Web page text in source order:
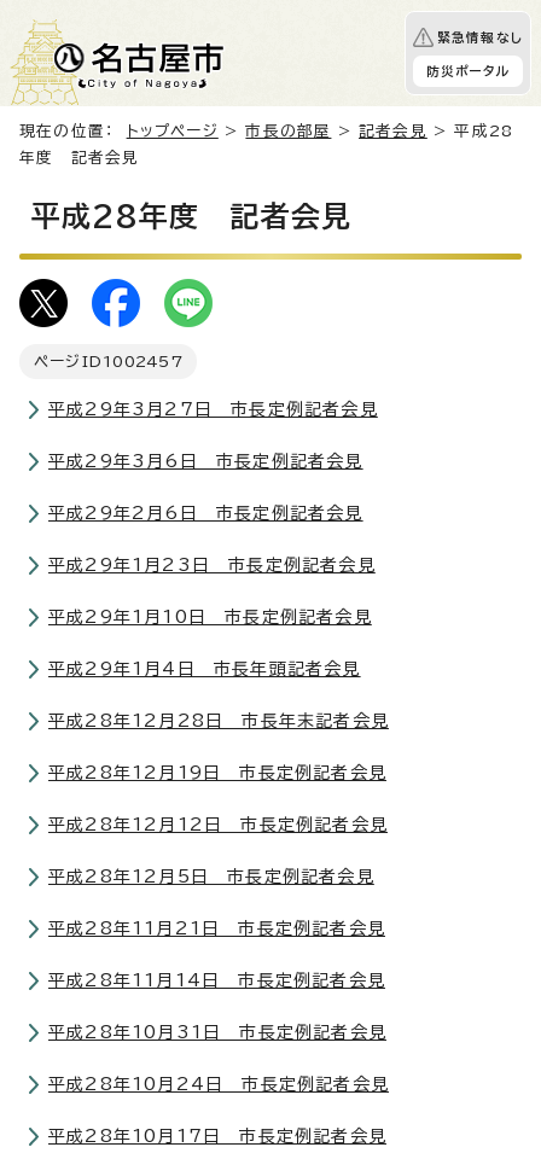
緊急情報なし
防災ポータル
現在の位置： トップページ >市長の部屋 >記者会見
> 平成28
年度 記者会見
平成28年度 記者会見
ページID 1002457
平成29年3月27日 市長定例記者会見
平成29年3月6日 市長定例記者会見
平成29年2月6日 市長定例記者会見
平成29年1月23日 市長定例記者会見
平成29年1月10日 市長定例記者会見
平成29年1月4日 市長年頭記者会見
平成28年12月28日 市長年末記者会見
平成28年12月19日 市長定例記者会見
平成28年12月12日 市長定例記者会見
平成28年12月5日 市長定例記者会見
平成28年11月21日 市長定例記者会見
平成28年11月14日 市長定例記者会見
平成28年10月31日 市長定例記者会見
平成28年10月24日 市長定例記者会見
平成28年10月17日 市長定例記者会見